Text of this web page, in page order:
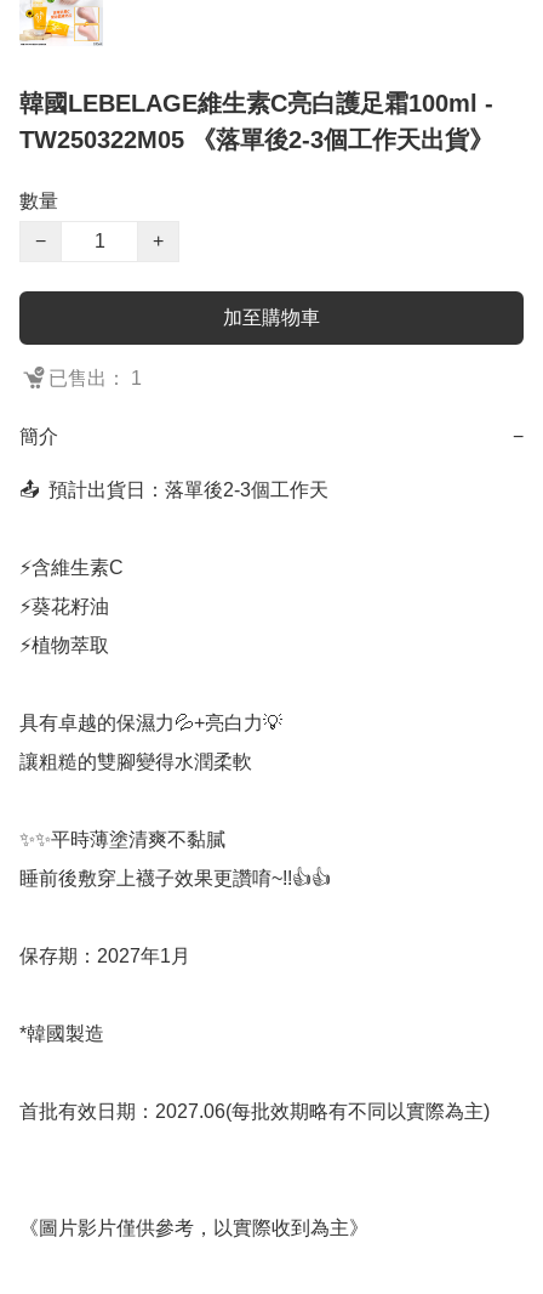
韓國LEBELAGE維生素C亮白護足霜100ml -
TW250322M05 《落單後2-3個工作天出貨》
數量
−
+
加至購物車
已售出： 1
簡介 −
📤  預計出貨日：落單後2-3個工作天
⚡含維生素C
⚡葵花籽油
⚡植物萃取
具有卓越的保濕力💦+亮白力💡
讓粗糙的雙腳變得水潤柔軟
✨✨平時薄塗清爽不黏膩
睡前後敷穿上襪子效果更讚唷~!!👍👍
保存期：2027年1月
*韓國製造
首批有效日期：2027.06(每批效期略有不同以實際為主)
《圖片影片僅供參考，以實際收到為主》